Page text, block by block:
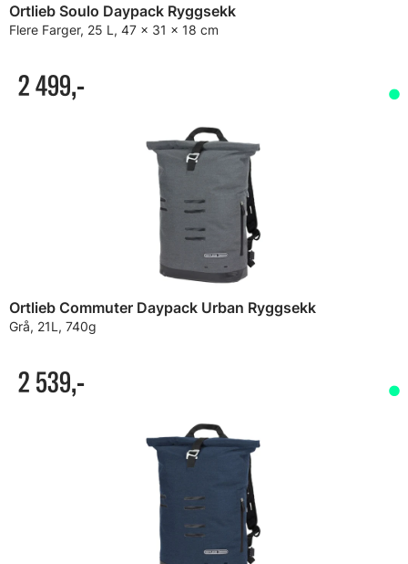
Ortlieb Soulo Daypack Ryggsekk
Flere Farger, 25 L, 47 x 31 x 18 cm
2 499,-
Ortlieb Commuter Daypack Urban Ryggsekk
Grå, 21L, 740g
2 539,-